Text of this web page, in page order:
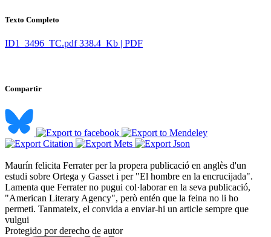
Texto Completo
ID1_3496_TC.pdf 338.4 Kb | PDF
Compartir
Maurín felicita Ferrater per la propera publicació en anglès d'un
estudi sobre Ortega y Gasset i per "El hombre en la encrucijada".
Lamenta que Ferrater no pugui col·laborar en la seva publicació,
"American Literary Agency", però entén que la feina no li ho
permeti. Tanmateix, el convida a enviar-hi un article sempre que
vulgui ​
Protegido por derecho de autor